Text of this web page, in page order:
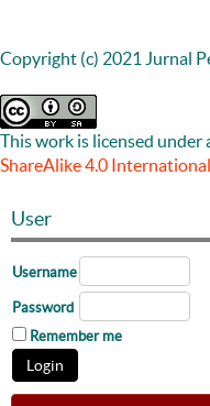
Copyright (c) 2021 Jurnal
This work is licensed under
ShareAlike 4.0
User
Username
Password
Remember me